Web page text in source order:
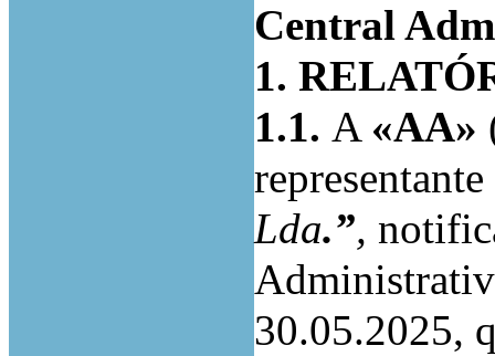
Central
1.
1.1. A «AA»
Lda.”,
30.05.2025,